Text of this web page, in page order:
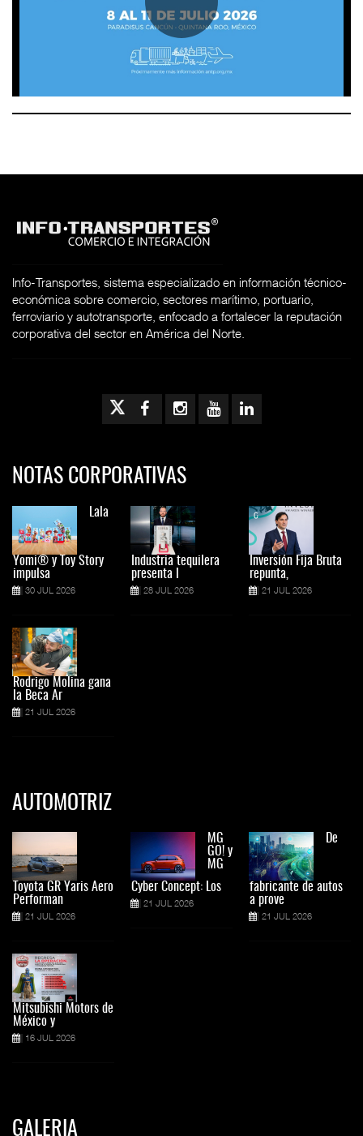
Info-Transportes, sistema especializado en información técnico-
económica sobre comercio, sectores marítimo, portuario,
ferroviario y autotransporte, enfocado a fortalecer la reputación
corporativa del sector en América del Norte.
NOTAS CORPORATIVAS
Lala
Yomi® y Toy Story
impulsa
30 JUL 2026
Rodrigo Molina gana
la Beca Ar
21 JUL 2026
Industria tequilera
presenta l
28 JUL 2026
Inversión Fija Bruta
repunta,
21 JUL 2026
AUTOMOTRIZ
Toyota GR Yaris Aero
Performan
21 JUL 2026
Mitsubishi Motors de
México y
16 JUL 2026
MG
GO! y
MG
Cyber Concept: Los
21 JUL 2026
De
fabricante de autos
a prove
21 JUL 2026
GALERIA